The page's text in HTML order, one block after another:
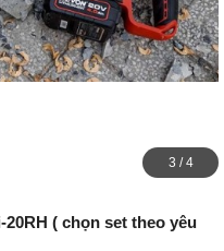
3 /4
20RH ( chọn set theo yêu